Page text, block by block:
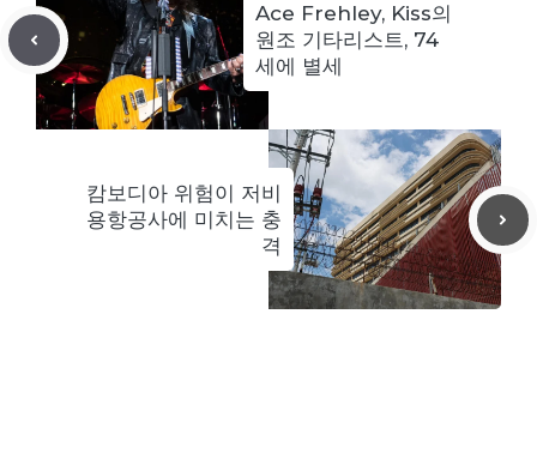
Ace Frehley, Kiss의
원조 기타리스트, 74
세에 별세
캄보디아 위험이 저비
용항공사에 미치는 충
격